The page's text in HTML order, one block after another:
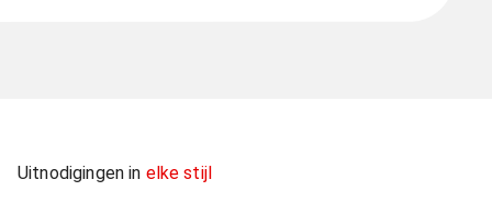
Uitnodigingen in elke stijl